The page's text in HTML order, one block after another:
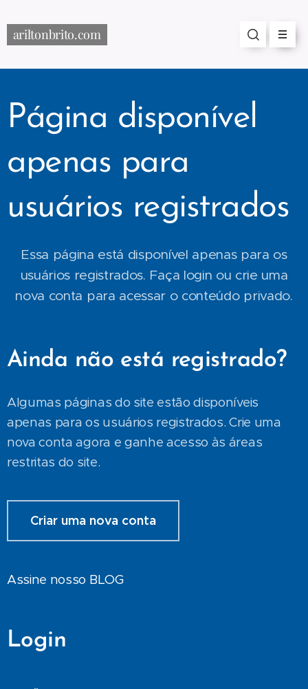
ariltonbrito.com
Página disponível
apenas para
usuários registrados
Essa página está disponível apenas para os
usuários registrados. Faça login ou crie uma
nova conta para acessar o conteúdo privado.
Ainda não está registrado?
Algumas páginas do site estão disponíveis
apenas para os usuários registrados. Crie uma
nova conta agora e ganhe acesso às áreas
restritas do site.
Criar uma nova conta
Assine nosso BLOG
Login